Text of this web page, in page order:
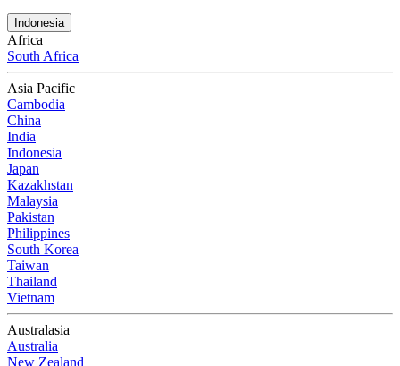
Indonesia
Africa
South Africa
Asia Pacific
Cambodia
China
India
Indonesia
Japan
Kazakhstan
Malaysia
Pakistan
Philippines
South Korea
Taiwan
Thailand
Vietnam
Australasia
Australia
New Zealand